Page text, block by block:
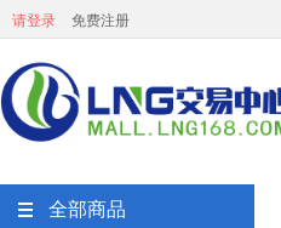
请登录 免费注册
全部商品